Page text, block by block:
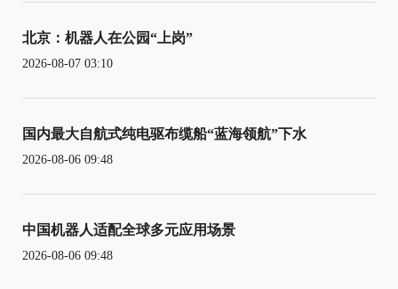
北京：机器人在公园“上岗”
2026-08-07 03:10
国内最大自航式纯电驱布缆船“蓝海领航”下水
2026-08-06 09:48
中国机器人适配全球多元应用场景
2026-08-06 09:48